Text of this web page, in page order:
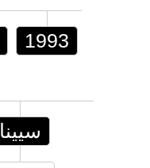
1993
سيينا